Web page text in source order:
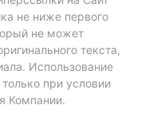
не ниже первого
не может
текста,
Использование
при условии
Компании.